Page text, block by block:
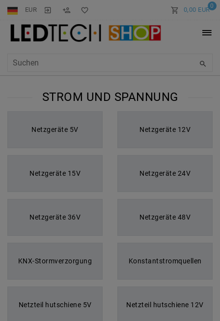
EUR 0
0,00 EUR
STROM UND SPANNUNG
Netzgeräte 5V Netzgeräte 12V
Netzgeräte 15V Netzgeräte 24V
Netzgeräte 36V Netzgeräte 48V
KNX-Stormverzorgung Konstantstromquellen
Netzteil hutschiene 5V Netzteil hutschiene 12V